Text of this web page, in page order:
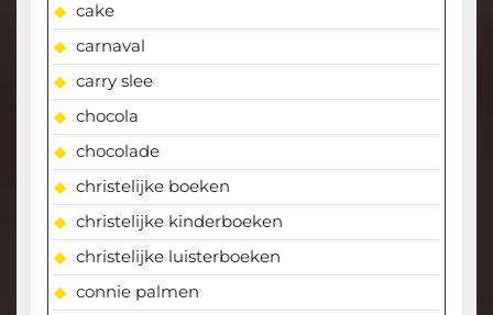
cake
carnaval
carry slee
chocola
chocolade
christelijke boeken
christelijke kinderboeken
christelijke luisterboeken
connie palmen